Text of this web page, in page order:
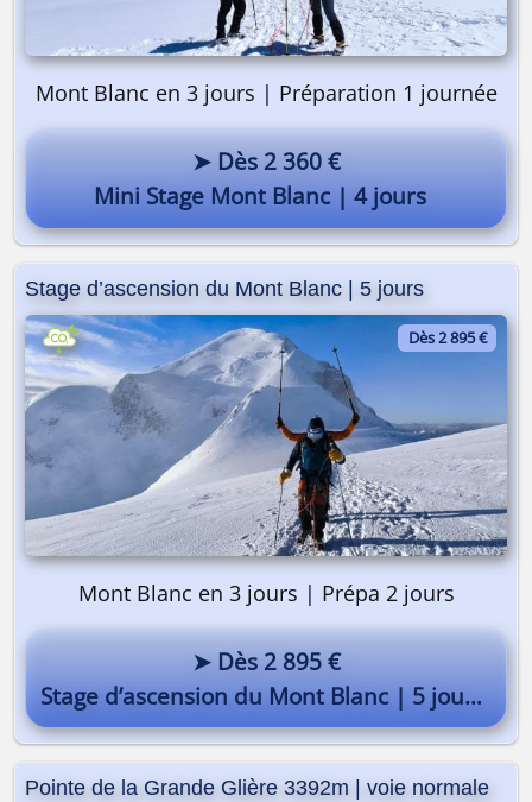
Mont Blanc en 3 jours | Préparation 1 journée
➤ Dès 2 360 €
Mini Stage Mont Blanc | 4 jours
Stage d’ascension du Mont Blanc | 5 jours
Dès 2 895 €
Mont Blanc en 3 jours | Prépa 2 jours
➤ Dès 2 895 €
Stage d’ascension du Mont Blanc | 5 jours
Pointe de la Grande Glière 3392m | voie normale